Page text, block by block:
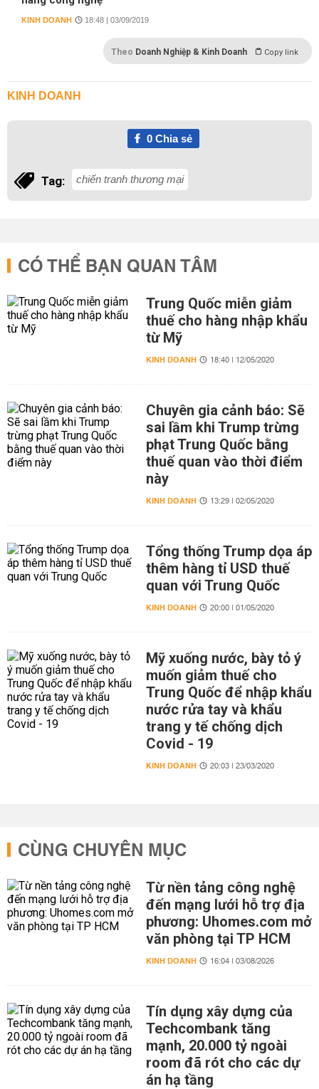
KINH DOANH 18:48 | 03/09/2019
Theo Doanh Nghiệp & Kinh Doanh Copy link
KINH DOANH
0Chia sẻ
Tag: chiến tranh thương mại
CÓ THỂ BẠN QUAN TÂM
Trung Quốc miễn giảm
thuế cho hàng nhập khẩu
từ Mỹ
KINH DOANH 18:40 | 12/05/2020
Chuyên gia cảnh báo: Sẽ
sai lầm khi Trump trừng
phạt Trung Quốc bằng
thuế quan vào thời điểm
này
KINH DOANH 13:29 | 02/05/2020
Tổng thống Trump dọa áp
thêm hàng tỉ USD thuế
quan với Trung Quốc
KINH DOANH 20:00 | 01/05/2020
Mỹ xuống nước, bày tỏ ý
muốn giảm thuế cho
Trung Quốc để nhập khẩu
nước rửa tay và khẩu
trang y tế chống dịch
Covid - 19
KINH DOANH 20:03 | 23/03/2020
CÙNG CHUYÊN MỤC
Từ nền tảng công nghệ
đến mạng lưới hỗ trợ địa
phương: Uhomes.com mở
văn phòng tại TP HCM
KINH DOANH 16:04 | 03/08/2026
Tín dụng xây dựng của
Techcombank tăng
mạnh, 20.000 tỷ ngoài
room đã rót cho các dự
án hạ tầng